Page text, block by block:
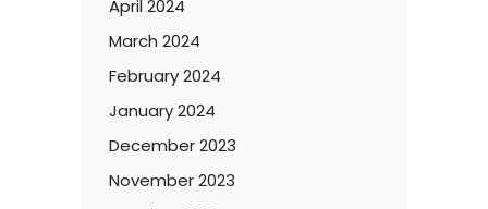
April 2024
March 2024
February 2024
January 2024
December 2023
November 2023